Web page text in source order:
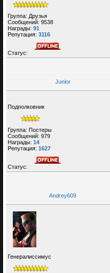
Группа: Друзья
Сообщений: 9538
Награды: 91
Репутация: 3116
Статус:
Junior
Подполковник
Группа: Постеры
Сообщений: 979
Награды: 14
Репутация: 1627
Статус:
Andrey609
Генералиссимус